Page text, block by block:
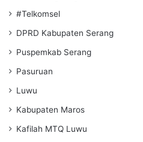
#Telkomsel
DPRD Kabupaten Serang
Puspemkab Serang
Pasuruan
Luwu
Kabupaten Maros
Kafilah MTQ Luwu